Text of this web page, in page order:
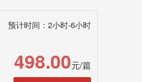
预计时间：2小时-6小时
498.00元/篇